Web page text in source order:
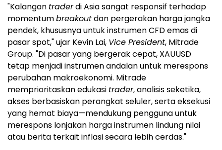
"Kalangan traderdi Asia sangat responsif terhadap
momentumbreakoutdan pergerakan harga jangka
pendek, khususnya untuk instrumen CFD emas di
pasar spot," ujar Kevin Lai, Vice President, Mitrade
Group. "Di pasar yang bergerak cepat, XAUUSD
tetap menjadi instrumen andalan untuk merespons
perubahan makroekonomi. Mitrade
memprioritaskan edukasi trader, analisis seketika,
akses berbasiskan perangkat seluler, serta eksekusi
yang hemat biaya—mendukung pengguna untuk
merespons lonjakan harga instrumen lindung nilai
atau berita terkait inflasi secara lebih cerdas."